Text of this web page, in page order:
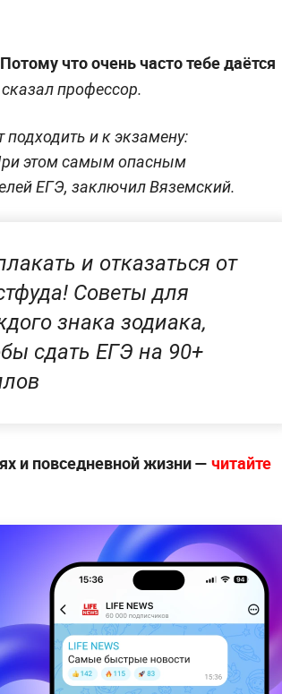
что очень часто тебе даётся
профессор.
подходить и к экзамену:
этом самым опасным
ЕГЭ, заключил Вяземский.
и отказаться от
Советы для
знака зодиака,
сдать ЕГЭ на 90+
и повседневной жизни — читайте